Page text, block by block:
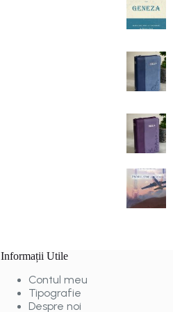
Informații Utile
Contul meu
Tipografie
Despre noi